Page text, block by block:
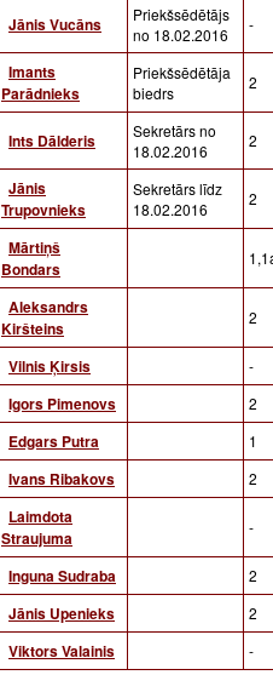
Jānis Vucāns
Priekšsēdētājs
no 18.02.2016
-
Imants
Parādnieks
Priekšsēdētāja
biedrs
2
Ints Dālderis
Sekretārs no
18.02.2016
2
Jānis
Trupovnieks
Sekretārs līdz
18.02.2016
2
Mārtiņš
Bondars
Aleksandrs
Kiršteins
2
Vilnis Ķirsis -
Igors Pimenovs 2
Edgars Putra 1
Ivans Ribakovs 2
Laimdota
Straujuma
-
Inguna Sudraba 2
Jānis Upenieks 2
Viktors Valainis -